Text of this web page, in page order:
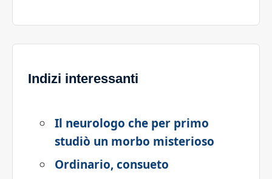
Indizi interessanti
Il neurologo che per primo
studiò un morbo misterioso
Ordinario, consueto